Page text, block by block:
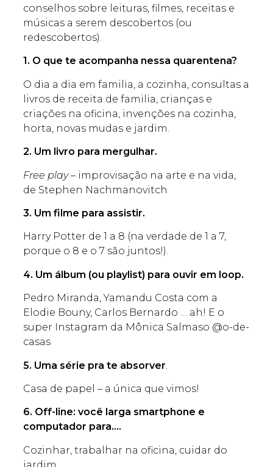
conselhos sobre leituras, filmes, receitas e
músicas a serem descobertos (ou
redescobertos).
1. O que te acompanha nessa quarentena?
O dia a dia em familia, a cozinha, consultas a
livros de receita de familia, crianças e
criações na oficina, invenções na cozinha,
horta, novas mudas e jardim.
2. Um livro para mergulhar.
Free play– improvisação na arte e na vida,
de Stephen Nachmanovitch
3. Um filme para assistir.
Harry Potter de 1 a 8 (na verdade de 1 a 7,
porque o 8 e o 7 são juntos!).
4. Um álbum (ou playlist) para ouvir em loop.
Pedro Miranda, Yamandu Costa com a
Elodie Bouny, Carlos Bernardo … ah! E o
super Instagram da Mônica Salmaso @o-de-
casas
5. Uma série pra te absorver
Casa de papel – a única que vimos!
6. Off-line: você larga smartphone e
computador para….
Cozinhar, trabalhar na oficina, cuidar do
jardim